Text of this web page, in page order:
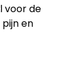
voor de
en